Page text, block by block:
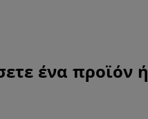
ένα προϊόν ή